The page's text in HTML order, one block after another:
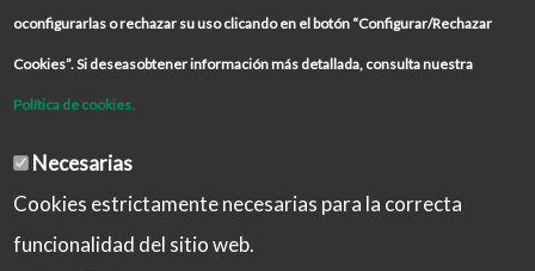
oconfigurarlas o rechazar su uso clicando en el botón “Configurar/Rechazar
Cookies”. Si deseasobtener información más detallada, consulta nuestra
Política de cookies.
Necesarias
Cookies estrictamente necesarias para la correcta
funcionalidad del sitio web.